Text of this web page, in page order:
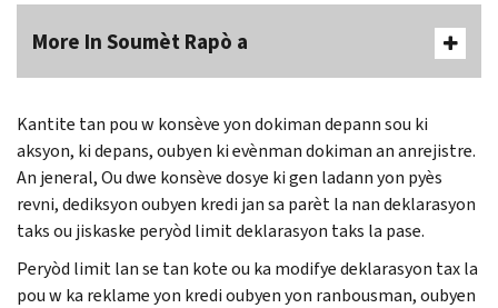
More In Soumèt Rapò a
Kantite tan pou w konsève yon dokiman depann sou ki
aksyon, ki depans, oubyen ki evènman dokiman an anrejistre.
An jeneral, Ou dwe konsève dosye ki gen ladann yon pyès
revni, dediksyon oubyen kredi jan sa parèt la nan deklarasyon
taks ou jiskaske peryòd limit deklarasyon taks la pase.
Peryòd limit lan se tan kote ou ka modifye deklarasyon tax la
pou w ka reklame yon kredi oubyen yon ranbousman, oubyen